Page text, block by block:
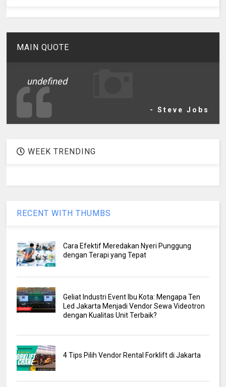
MAIN QUOTE
undefined
- Steve Jobs
WEEK TRENDING
RECENT WITH THUMBS
Cara Efektif Meredakan Nyeri Punggung
dengan Terapi yang Tepat
Geliat Industri Event Ibu Kota: Mengapa Ten
Led Jakarta Menjadi Vendor Sewa Videotron
dengan Kualitas Unit Terbaik?
4 Tips Pilih Vendor Rental Forklift di Jakarta